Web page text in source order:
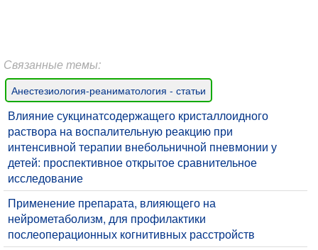
Связанные темы:
Анестезиология-реаниматология - статьи
Влияние сукцинатсодержащего кристаллоидного
раствора на воспалительную реакцию при
интенсивной терапии внебольничной пневмонии у
детей: проспективное открытое сравнительное
исследование
​Применение препарата, влияющего на
нейрометаболизм, для профилактики
послеоперационных когнитивных расстройств